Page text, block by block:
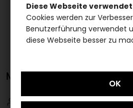
MAGNETWIMPERN ELIZA
Bitte loggen Sie sich einum
Diese Webseite
Cookies werden zur
Benutzerführung verwendet
diese Webseite besser zu